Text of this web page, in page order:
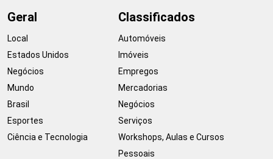
Geral
Local
Estados Unidos
Negócios
Mundo
Brasil
Esportes
Ciência e Tecnologia
Classificados
Automóveis
Imóveis
Empregos
Mercadorias
Negócios
Serviços
Workshops, Aulas e Cursos
Pessoais